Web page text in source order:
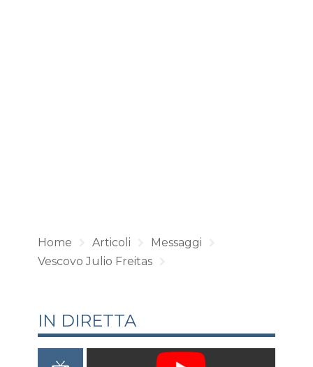
Home Articoli
Messaggi
Vescovo Julio Freitas
IN DIRETTA